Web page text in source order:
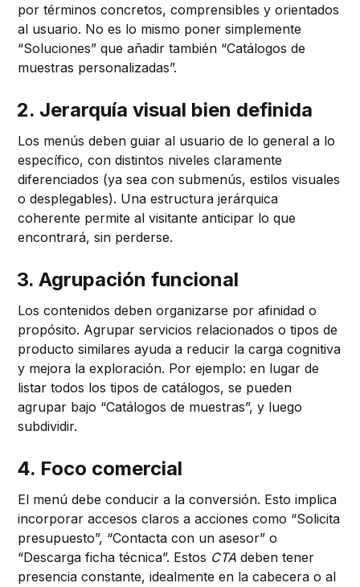
por términos concretos, comprensibles y orientados
al usuario. No es lo mismo poner simplemente
“Soluciones” que añadir también “Catálogos de
muestras personalizadas”.
2. Jerarquía visual bien definida
Los menús deben guiar al usuario de lo general a lo
específico, con distintos niveles claramente
diferenciados (ya sea con submenús, estilos visuales
o desplegables). Una estructura jerárquica
coherente permite al visitante anticipar lo que
encontrará, sin perderse.
3. Agrupación funcional
Los contenidos deben organizarse por afinidad o
propósito. Agrupar servicios relacionados o tipos de
producto similares ayuda a reducir la carga cognitiva
y mejora la exploración. Por ejemplo: en lugar de
listar todos los tipos de catálogos, se pueden
agrupar bajo “Catálogos de muestras”, y luego
subdividir.
4. Foco comercial
El menú debe conducir a la conversión. Esto implica
incorporar accesos claros a acciones como “Solicita
presupuesto”, “Contacta con un asesor” o
“Descarga ficha técnica”. Estos CTA deben tener
presencia constante, idealmente en la cabecera o al